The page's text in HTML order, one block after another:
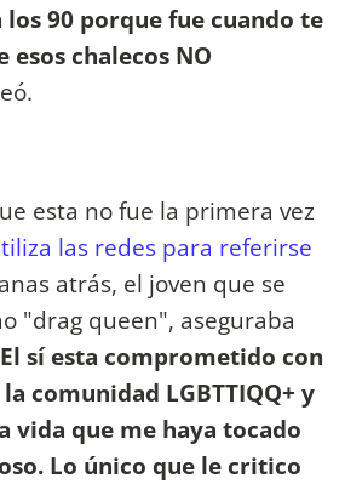
90 porque fue cuando te
esos chalecos NO
esta no fue la primera vez
las redes para referirse
atrás, el joven que se
"drag queen", aseguraba
sí esta comprometido con
comunidad LGBTTIQQ+ y
vida que me haya tocado
Lo único que le critico